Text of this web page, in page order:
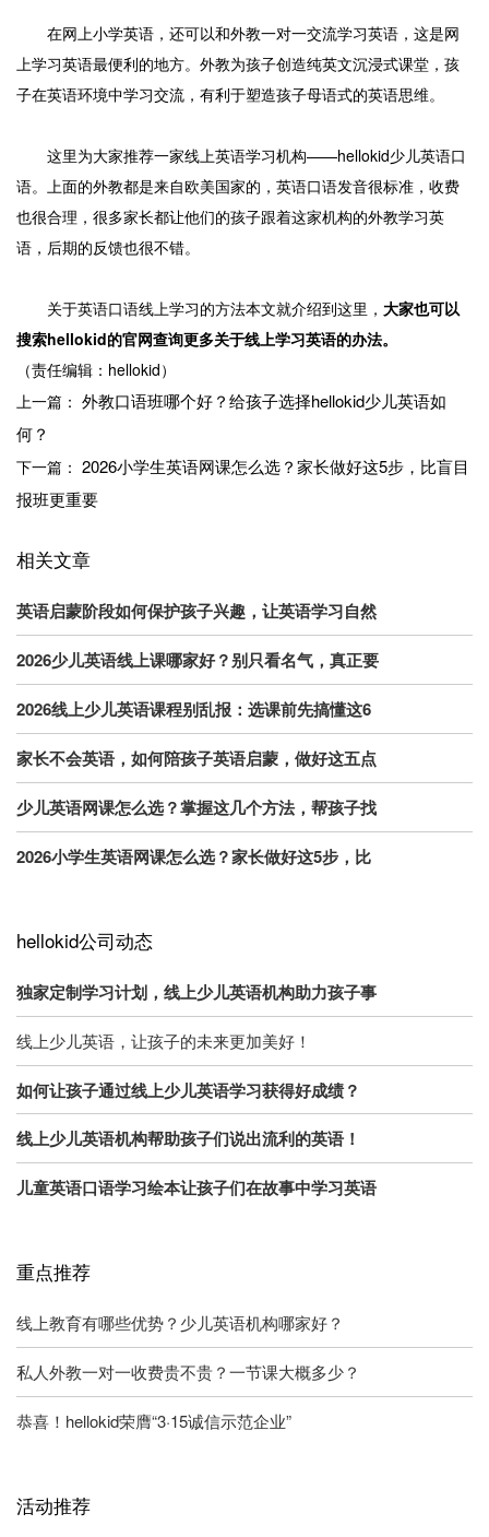
在网上小学英语，还可以和外教一对一交流学习英语，这是网
上学习英语最便利的地方。外教为孩子创造纯英文沉浸式课堂，孩
子在英语环境中学习交流，有利于塑造孩子母语式的英语思维。
这里为大家推荐一家线上英语学习机构——hellokid少儿英语口
语。上面的外教都是来自欧美国家的，英语口语发音很标准，收费
也很合理，很多家长都让他们的孩子跟着这家机构的外教学习英
语，后期的反馈也很不错。
关于英语口语线上学习的方法本文就介绍到这里， 大家也可以
搜索hellokid的官网查询更多关于线上学习英语的办法。
（责任编辑：hellokid）
上一篇： 外教口语班哪个好？给孩子选择hellokid少儿英语如
何？
下一篇： 2026小学生英语网课怎么选？家长做好这5步，比盲目
报班更重要
相关文章
英语启蒙阶段如何保护孩子兴趣，让英语学习自然
2026少儿英语线上课哪家好？别只看名气，真正要
2026线上少儿英语课程别乱报：选课前先搞懂这6
家长不会英语，如何陪孩子英语启蒙，做好这五点
少儿英语网课怎么选？掌握这几个方法，帮孩子找
2026小学生英语网课怎么选？家长做好这5步，比
hellokid公司动态
独家定制学习计划，线上少儿英语机构助力孩子事
线上少儿英语，让孩子的未来更加美好！
如何让孩子通过线上少儿英语学习获得好成绩？
线上少儿英语机构帮助孩子们说出流利的英语！
儿童英语口语学习绘本让孩子们在故事中学习英语
重点推荐
线上教育有哪些优势？少儿英语机构哪家好？
私人外教一对一收费贵不贵？一节课大概多少？
恭喜！hellokid荣膺“3·15诚信示范企业”
活动推荐